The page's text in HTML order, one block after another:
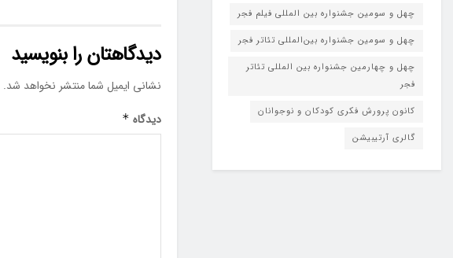
دیدگاهتان را بنویسید
نشانی ایمیل شما منتشر نخواهد شد.
دیدگاه *
چهل و سومین جشنواره بین المللی فیلم فجر
چهل و سومین جشنواره بین‌المللی تئاتر فجر
چهل و چهارمین جشنواره بین المللی تئاتر
فجر
کانون پرورش فکری کودکان و نوجوانان
گالری آرتیبیشن